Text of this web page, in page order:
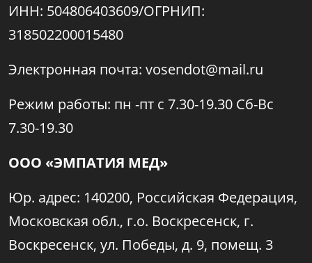
ИНН: 504806403609/ОГРНИП:
318502200015480
Электронная почта: vosendot@mail.ru
Режим работы: пн -пт с 7.30-19.30 Сб-Вс
7.30-19.30
ООО «ЭМПАТИЯ МЕД»
Юр. адрес: 140200, Российская Федерация,
Московская обл., г.о. Воскресенск, г.
Воскресенск, ул. Победы, д. 9, помещ. 3